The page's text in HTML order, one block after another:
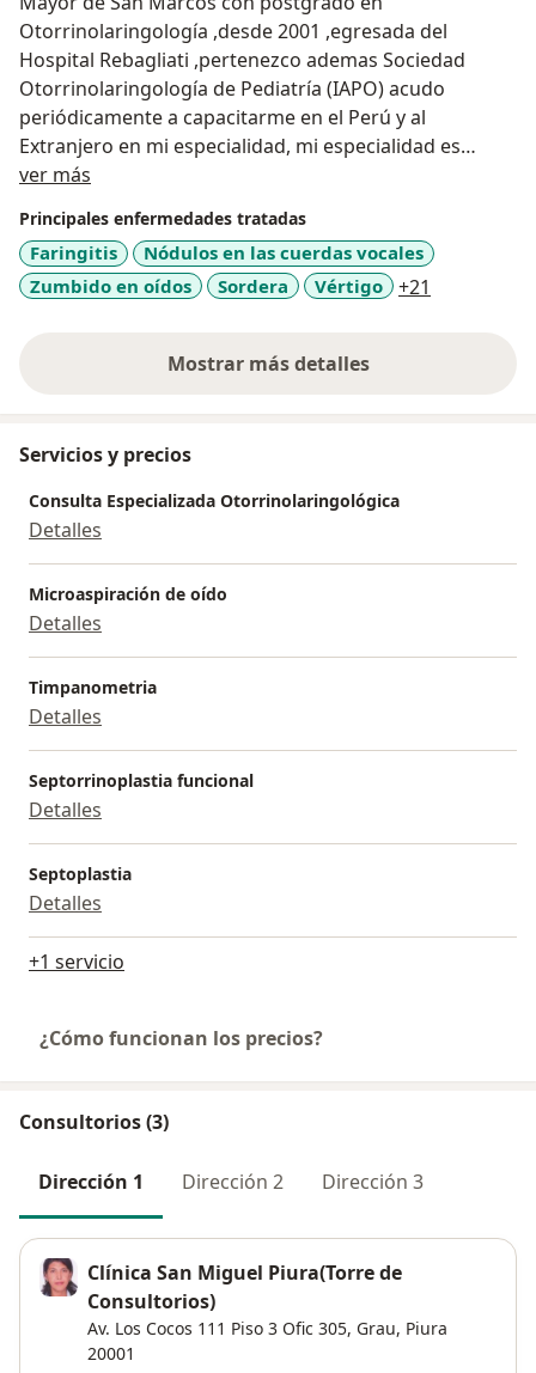
Otorrinolaringología ,desde 2001 ,egresada del
Hospital Rebagliati ,pertenezco ademas Sociedad
Otorrinolaringología de Pediatría (IAPO) acudo
periódicamente a capacitarme en el Perú y al
Extranjero en mi especialidad, mi especialidad es
médico -quirurgica,casi el 50 por ciento de mis
ver más
Principales enfermedades tratadas
Faringitis
Nódulos en las cuerdas vocales
Zumbido en oídos
Sordera Vértigo +21
Mostrar más detalles
sobre la experiencia
Servicios y precios
Consulta Especializada Otorrinolaringológica
Detalles
Microaspiración de oído
Detalles
Timpanometria
Detalles
Septorrinoplastia funcional
Detalles
Septoplastia
Detalles
+1 servicio
¿Cómo funcionan los precios?
Consultorios (3)
Dirección 1 Dirección 2 Dirección 3
Clínica San Miguel Piura(Torre de
Consultorios)
Av. Los Cocos 111 Piso 3 Ofic 305, Grau, Piura
20001